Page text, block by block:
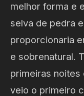
melhor forma e
selva de pedra
proporcionaria
e sobrenatural.
primeiras noites
veio o primeiro